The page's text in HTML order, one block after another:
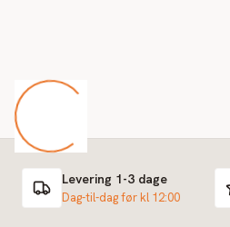
Levering 1-3 dage
Dag-til-dag før kl 12:00